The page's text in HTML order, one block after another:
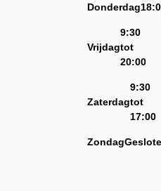
Donderdag
Vrijdag
9:30
tot
20:00
Zaterdag
9:30
tot
17:00
Zondag